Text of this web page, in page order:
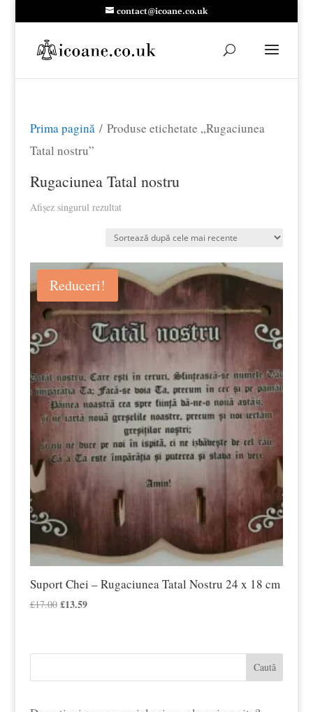
contact@icoane.co.uk
Prima pagină/ Produse etichetate „Rugaciunea
Tatal nostru”
Rugaciunea Tatal nostru
Afișez singurul rezultat
Reduceri!
Suport Chei – Rugaciunea Tatal Nostru 24 x 18 cm
£17.00 Prețul
fost:
£13.59Prețul
£13.59.
Caută